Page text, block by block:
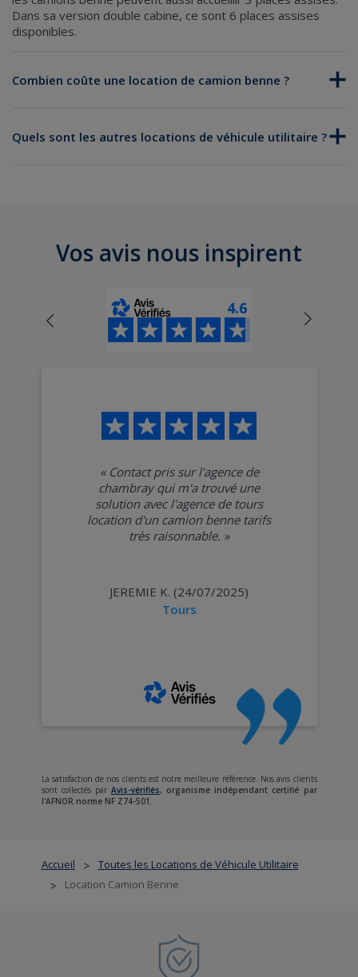
Accueil > Toutes les Locations de Véhicule Utilitaire
> Location Camion Benne
Dans sa version double cabine, ce sont 6 places assises
disponibles.
Combien coûte une location de camion benne ?
Quels sont les autres locations de véhicule utilitaire ?
LOCATION DE FOURGON 12M
LOCATION DE FOURGON 12M³
7 PLACES
LOCATION CAMION 20M
HAYON
Vos avis nous inspirent
4.6
« Contact pris sur l'agence de
chambray qui m'a trouvé une
solution avec l'agence de tours
location d'un camion benne tarifs
très raisonnable. »
JEREMIE K. (24/07/2025)
Tours
La satisfaction de nos clients est notre meilleure référence. Nos avis clients
sont collectés par Avis-vérifiés, organisme indépendant certifié par
l'AFNOR norme NF Z74-501.